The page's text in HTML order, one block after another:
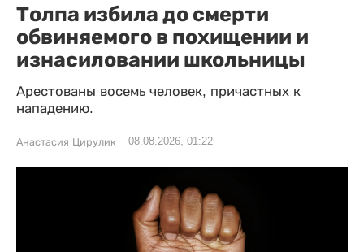
Толпа избила до смерти
обвиняемого в похищении и
изнасиловании школьницы
Арестованы восемь человек, причастных к
нападению.
Анастасия Цирулик 08.08.2026, 01:22